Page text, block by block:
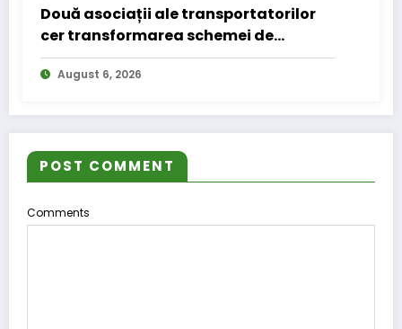
Două asociații ale transportatorilor
cer transformarea schemei de
compensare a accizei în mecanism
permanent
August 6, 2026
POST COMMENT
Comments